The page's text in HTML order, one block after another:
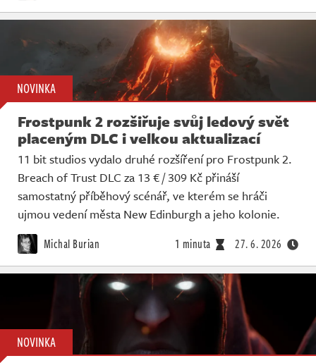
NOVINKA
Frostpunk 2 rozšiřuje svůj ledový svět
placeným DLC i velkou aktualizací
11 bit studios vydalo druhé rozšíření pro Frostpunk 2.
Breach of Trust DLC za 13 € / 309 Kč přináší
samostatný příběhový scénář, ve kterém se hráči
ujmou vedení města New Edinburgh a jeho kolonie.
Michal Burian 1 minuta 27. 6. 2026
NOVINKA